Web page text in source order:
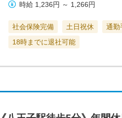
時給 1,236円 ～ 1,266円
社会保険完備 土日祝休 通勤
18時までに退社可能